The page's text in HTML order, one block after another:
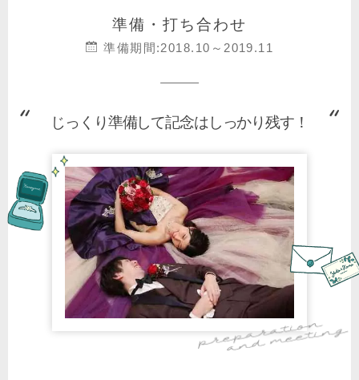
準備・打ち合わせ
準備期間:2018.10～2019.11
じっくり準備して記念はしっかり残す！